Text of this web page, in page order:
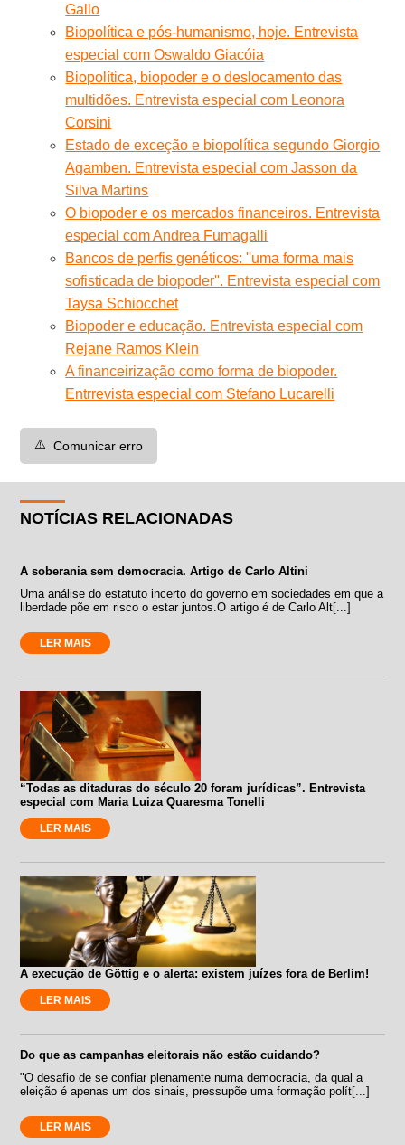
Gallo
Biopolítica e pós-humanismo, hoje. Entrevista
especial com Oswaldo Giacóia
Biopolítica, biopoder e o deslocamento das
multidões. Entrevista especial com Leonora
Corsini
Estado de exceção e biopolítica segundo Giorgio
Agamben. Entrevista especial com Jasson da
Silva Martins
O biopoder e os mercados financeiros. Entrevista
especial com Andrea Fumagalli
Bancos de perfis genéticos: ''uma forma mais
sofisticada de biopoder''. Entrevista especial com
Taysa Schiocchet
Biopoder e educação. Entrevista especial com
Rejane Ramos Klein
A financeirização como forma de biopoder.
Entrrevista especial com Stefano Lucarelli
⚠️ Comunicar erro
NOTÍCIAS RELACIONADAS
A soberania sem democracia. Artigo de Carlo Altini
Uma análise do estatuto incerto do governo em sociedades em que a
liberdade põe em risco o estar juntos.O artigo é de Carlo Alt[...]
LER MAIS
“Todas as ditaduras do século 20 foram jurídicas”. Entrevista
especial com Maria Luiza Quaresma Tonelli
LER MAIS
A execução de Göttig e o alerta: existem juízes fora de Berlim!
LER MAIS
Do que as campanhas eleitorais não estão cuidando?
"O desafio de se confiar plenamente numa democracia, da qual a
eleição é apenas um dos sinais, pressupõe uma formação polít[...]
LER MAIS